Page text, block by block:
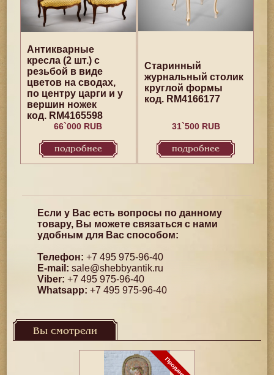
Антикварные
кресла (2 шт.) с
резьбой в виде
цветов на сводах,
по центру царги и у
вершин ножек
код. RM4165598
66`000 RUB
подробнее
Старинный
журнальный столик
круглой формы
код. RM4166177
31`500 RUB
подробнее
Если у Вас есть вопросы по данному
товару, Вы можете связаться с нами
удобным для Вас способом:
Телефон: +7 495 975-96-40
E-mail: sale@shebbyantik.ru
Viber: +7 495 975-96-40
Whatsapp: +7 495 975-96-40
Вы смотрели